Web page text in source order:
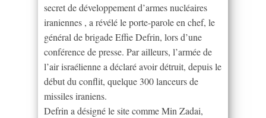
secret de développement d’armes nucléaires
iraniennes , a révélé le porte-parole en chef, le
général de brigade Effie Defrin, lors d’une
conférence de presse. Par ailleurs, l’armée de
l’air israélienne a déclaré avoir détruit, depuis le
début du conflit, quelque 300 lanceurs de
missiles iraniens.
Defrin a désigné le site comme Min Zadai,